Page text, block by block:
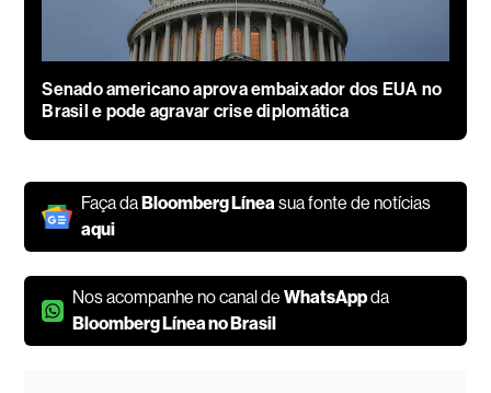
Senado americano aprova embaixador dos EUA no
Brasil e pode agravar crise diplomática
Faça daBloomberg Líneasua fonte de notícias
aqui
Nos acompanhe no canal deWhatsAppda
Bloomberg Línea no Brasil